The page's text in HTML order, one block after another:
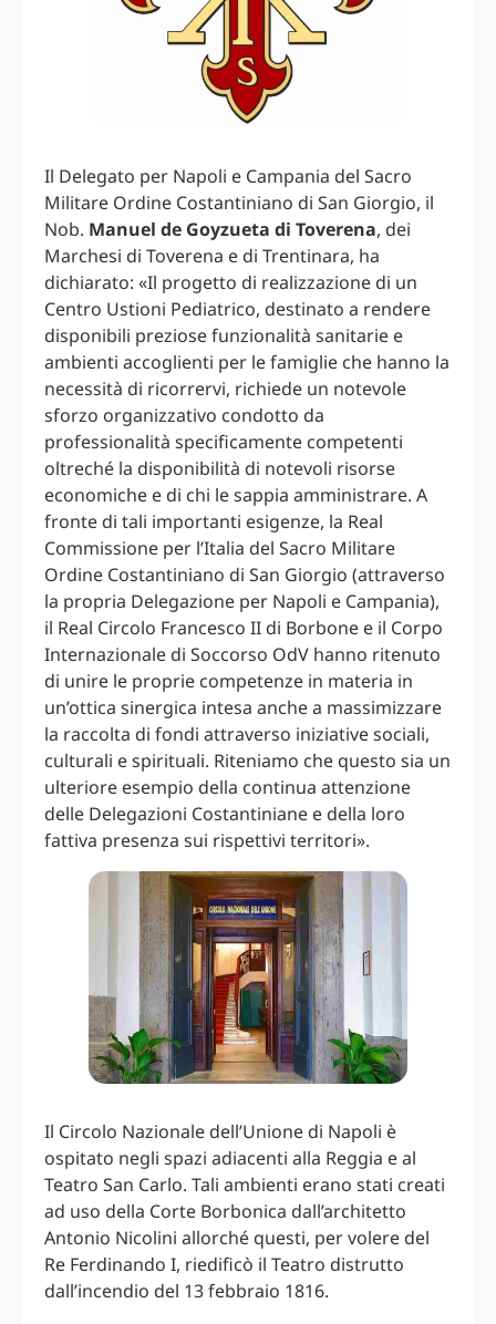
Il Delegato per Napoli e Campania del Sacro
Militare Ordine Costantiniano di San Giorgio, il
Nob. Manuel de Goyzueta di Toverena, dei
Marchesi di Toverena e di Trentinara, ha
dichiarato: «Il progetto di realizzazione di un
Centro Ustioni Pediatrico, destinato a rendere
disponibili preziose funzionalità sanitarie e
ambienti accoglienti per le famiglie che hanno la
necessità di ricorrervi, richiede un notevole
sforzo organizzativo condotto da
professionalità specificamente competenti
oltreché la disponibilità di notevoli risorse
economiche e di chi le sappia amministrare. A
fronte di tali importanti esigenze, la Real
Commissione per l’Italia del Sacro Militare
Ordine Costantiniano di San Giorgio (attraverso
la propria Delegazione per Napoli e Campania),
il Real Circolo Francesco II di Borbone e il Corpo
Internazionale di Soccorso OdV hanno ritenuto
di unire le proprie competenze in materia in
un’ottica sinergica intesa anche a massimizzare
la raccolta di fondi attraverso iniziative sociali,
culturali e spirituali. Riteniamo che questo sia un
ulteriore esempio della continua attenzione
delle Delegazioni Costantiniane e della loro
fattiva presenza sui rispettivi territori».
Il Circolo Nazionale dell’Unione di Napoli è
ospitato negli spazi adiacenti alla Reggia e al
Teatro San Carlo. Tali ambienti erano stati creati
ad uso della Corte Borbonica dall’architetto
Antonio Nicolini allorché questi, per volere del
Re Ferdinando I, riedificò il Teatro distrutto
dall’incendio del 13 febbraio 1816.